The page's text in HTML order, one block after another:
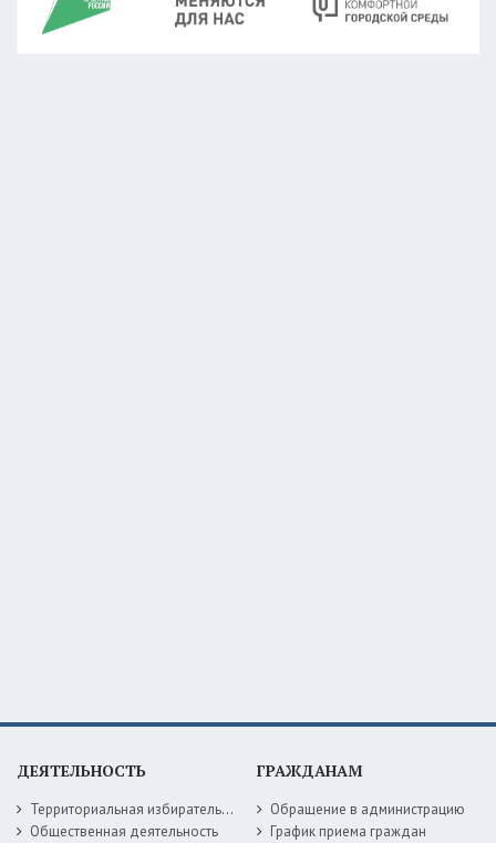
ДЕЯТЕЛЬНОСТЬ
Территориальная избирательная комиссия
Общественная деятельность
ГРАЖДАНАМ
Обращение в администрацию
График приема граждан